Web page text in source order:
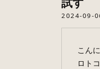
2024-09-
こん
ロト